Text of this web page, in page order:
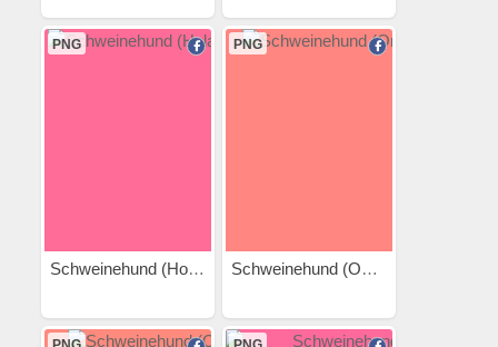
PNG
Schweinehund (Hola Hoop)
PNG
Schweinehund (Oma 2)